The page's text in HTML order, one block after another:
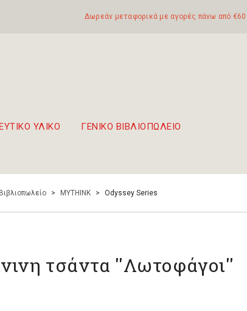
Δωρεάν μεταφορικά με αγορές πάνω από €60
ΥΛΙΚΟ ΓΕΝΙΚΟ ΒΙΒΛΙΟΠΩΛΕΙΟ
> MYTHINK > Odyssey Series
τσάντα ''Λωτοφάγοι''